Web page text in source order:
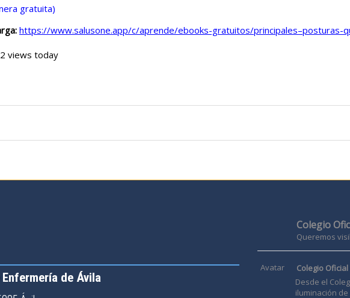
gratuita)
https://www.salusone.app/c/aprende/ebooks-gratuitos/principales–posturas-
views today
de Ávila
Colegio
Queremos
Avatar Colegio
Desde el
iluminación